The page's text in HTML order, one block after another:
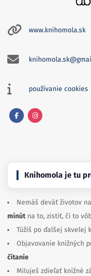
www.knihomola.sk
používanie cookies
Knihomola je tu
Nemáš deväť životov
minútna to, zistiť, či to
Túžiš po ďalšej skvelej
Objavovanie knižných
čítanie
Miluješ zdieľať knižné